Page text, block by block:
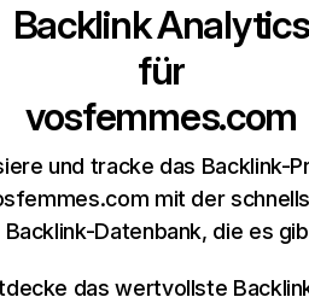
Backlink Analytics
für
vosfemmes.com
und tracke das Backlink-
mit der
Backlink-Datenbank, die es
das wertvollste